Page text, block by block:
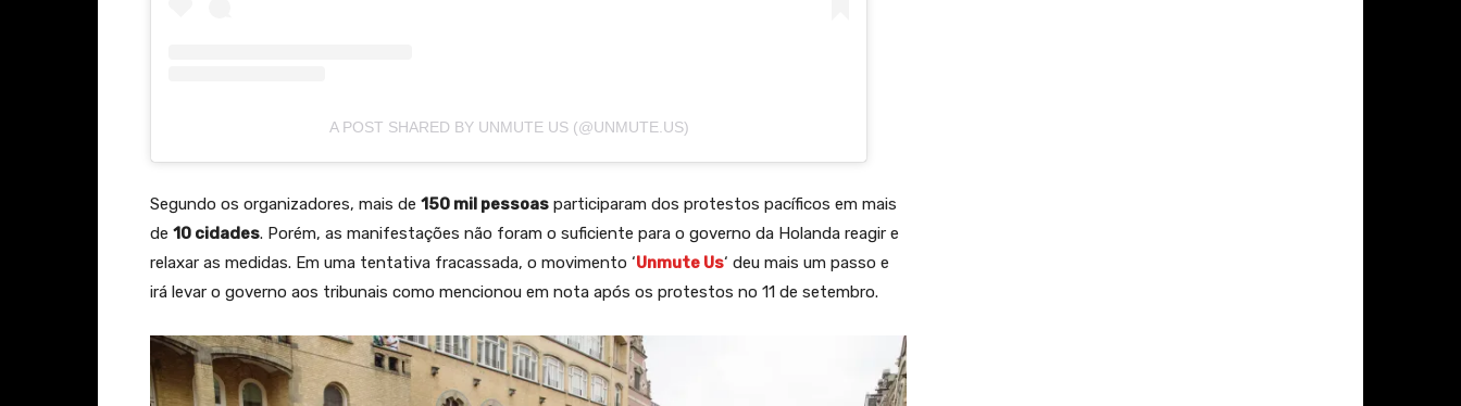
A POST SHARED BY UNMUTE US (@UNMUTE.US)
Segundo os organizadores, mais de 150 mil pessoas participaram dos protestos pacíficos em mais
de 10 cidades. Porém, as manifestações não foram o suficiente para o governo da Holanda reagir e
relaxar as medidas. Em uma tentativa fracassada, o movimento ‘Unmute Us‘ deu mais um passo e
irá levar o governo aos tribunais como mencionou em nota após os protestos no 11 de setembro.